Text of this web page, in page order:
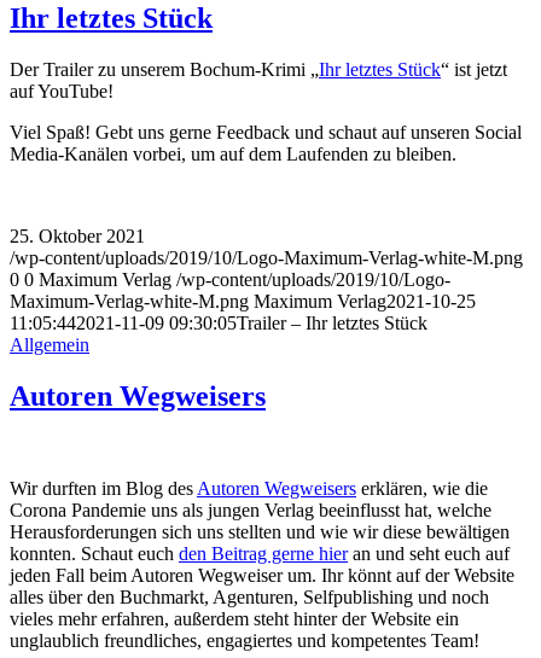
Ihr letztes Stück
Der Trailer zu unserem Bochum-Krimi „Ihr letztes Stück“ ist jetzt
auf YouTube!
Viel Spaß! Gebt uns gerne Feedback und schaut auf unseren Social
Media-Kanälen vorbei, um auf dem Laufenden zu bleiben.
25. Oktober 2021
/wp-content/uploads/2019/10/Logo-Maximum-Verlag-white-M.png
0 0 Maximum Verlag /wp-content/uploads/2019/10/Logo-
Maximum-Verlag-white-M.png Maximum Verlag2021-10-25
11:05:442021-11-09 09:30:05Trailer – Ihr letztes Stück
Allgemein
Autoren Wegweisers
Wir durften im Blog des Autoren Wegweisers erklären, wie die
Corona Pandemie uns als jungen Verlag beeinflusst hat, welche
Herausforderungen sich uns stellten und wie wir diese bewältigen
konnten. Schaut euch den Beitrag gerne hieran und seht euch auf
jeden Fall beim Autoren Wegweiser um. Ihr könnt auf der Website
alles über den Buchmarkt, Agenturen, Selfpublishing und noch
vieles mehr erfahren, außerdem steht hinter der Website ein
unglaublich freundliches, engagiertes und kompetentes Team!